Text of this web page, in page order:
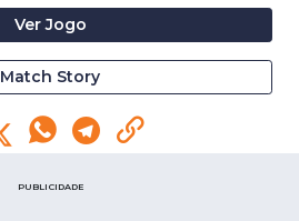
Ver Jogo
Match Story
PUBLICIDADE